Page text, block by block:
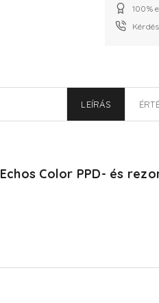
100%
LEÍRÁS
Color PPD- és